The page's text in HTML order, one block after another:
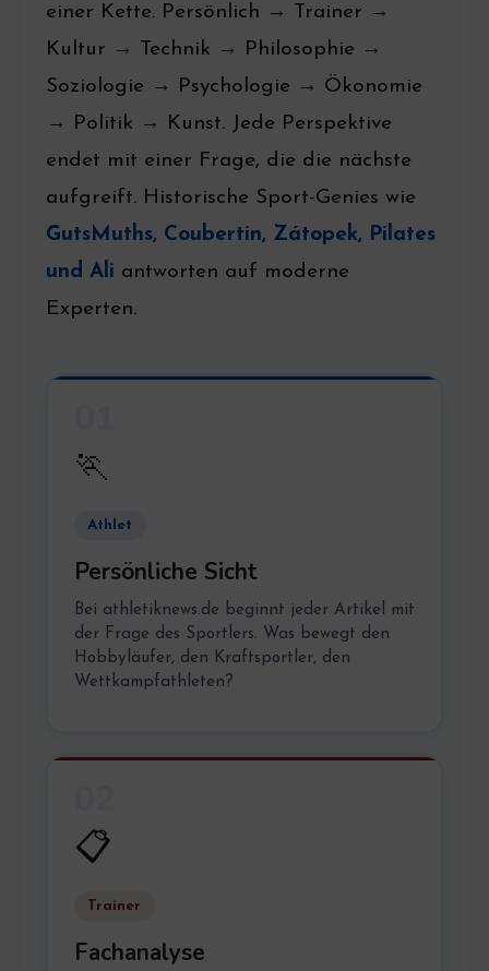
einer Kette. Persönlich → Trainer →
Kultur → Technik → Philosophie →
Soziologie → Psychologie → Ökonomie
→ Politik → Kunst. Jede Perspektive
endet mit einer Frage, die die nächste
aufgreift. Historische Sport-Genies wie
GutsMuths, Coubertin, Zátopek, Pilates
und Ali antworten auf moderne
Experten.
🏃
Athlet
Persönliche Sicht
Bei athletiknews.de beginnt jeder Artikel mit
der Frage des Sportlers. Was bewegt den
Hobbyläufer, den Kraftsportler, den
Wettkampfathleten?
📋
Trainer
Fachanalyse